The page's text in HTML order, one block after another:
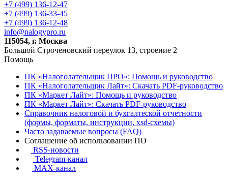
+7 (499) 136-12-47
+7 (499) 136-33-45
+7 (499) 136-12-48
info@nalogypro.ru
115054, г. Москва
Большой Строченовский переулок 13, строение 2
Помощь
ПК «Налоголательщик ПРО»: Помощь и руководство
ПК «Налоголательщик Лайт»: Скачать PDF-руководство
ПК «Маркет Лайт»: Помощь и руководство
ПК «Маркет Лайт»: Скачать PDF-руководство
Справочник налоговой и бухгалтеской отчетности
(формы, форматы, инструкции, xsd-схемы)
Часто задаваемые вопросы (FAQ)
Соглашение об использовании ПО
RSS-новости
Telegram-канал
MAX-канал